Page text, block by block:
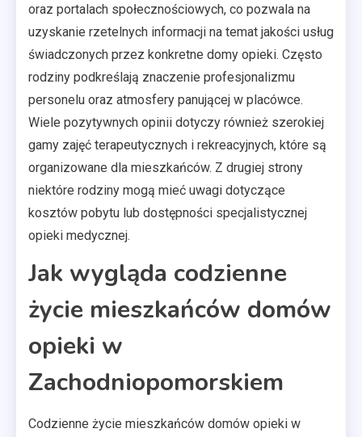
oraz portalach społecznościowych, co pozwala na
uzyskanie rzetelnych informacji na temat jakości usług
świadczonych przez konkretne domy opieki. Często
rodziny podkreślają znaczenie profesjonalizmu
personelu oraz atmosfery panującej w placówce.
Wiele pozytywnych opinii dotyczy również szerokiej
gamy zajęć terapeutycznych i rekreacyjnych, które są
organizowane dla mieszkańców. Z drugiej strony
niektóre rodziny mogą mieć uwagi dotyczące
kosztów pobytu lub dostępności specjalistycznej
opieki medycznej.
Jak wygląda codzienne
życie mieszkańców domów
opieki w
Zachodniopomorskiem
Codzienne życie mieszkańców domów opieki w